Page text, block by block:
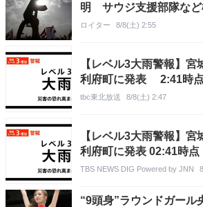
明 サウジ支援部隊など
ロイター 8/8(土) 2:55
【レベル3大雨警報】宮
利府町に発表 2:41時点
tbc東北放送 8/8(土) 2:47
【レベル3大雨警報】宮
利府町に発表 02:41時点
TBS NEWS DIG Powered by JNN
“9頭身”ラウンドガール